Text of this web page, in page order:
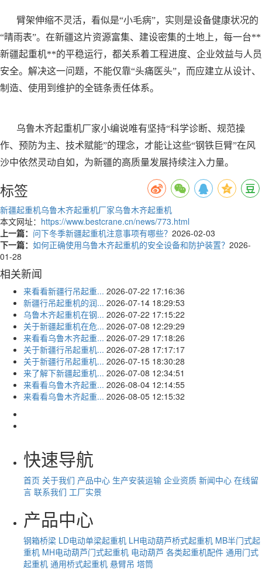
臂架伸缩不灵活，看似是“小毛病”，实则是设备健康状况的
“晴雨表”。在新疆这片资源富集、建设密集的土地上，每一台**
新疆起重机**的平稳运行，都关系着工程进度、企业效益与人员
安全。解决这一问题，不能仅靠“头痛医头”，而应建立从设计、
制造、使用到维护的全链条责任体系。
乌鲁木齐起重机厂家小编说唯有坚持“科学诊断、规范操
作、预防为主、技术赋能”的理念，才能让这些“钢铁巨臂”在风
沙中依然灵动自如，为新疆的高质量发展持续注入力量。
标签
新疆起重机乌鲁木齐起重机厂家乌鲁木齐起重机
本文网址： https://www.bestcrane.cn/news/773.html
上一篇： 问下冬季新疆起重机注意事项有哪些？ 2026-02-03
下一篇： 如何正确使用乌鲁木齐起重机的安全设备和防护装置？ 2026-
01-28
相关新闻
来看看新疆行吊起重... 2026-07-22 17:16:36
新疆行吊起重机的润... 2026-07-14 18:29:53
乌鲁木齐起重机在钢... 2026-07-22 17:15:22
关于新疆起重机在危... 2026-07-08 12:29:29
来看看乌鲁木齐起重... 2026-07-29 17:18:26
关于新疆行吊起重机... 2026-07-28 17:17:17
关于新疆行吊起重机... 2026-07-15 18:30:28
来了解下新疆起重机... 2026-07-08 12:34:51
来看看乌鲁木齐起重... 2026-08-04 12:14:55
来看看乌鲁木齐起重... 2026-08-05 12:15:32
快速导航
首页 关于我们 产品中心 生产安装运输 企业资质 新闻中心 在线留
言 联系我们 工厂实景
产品中心
钢箱桥梁 LD电动单梁起重机 LH电动葫芦桥式起重机 MB半门式起
重机 MH电动葫芦门式起重机 电动葫芦 各类起重机配件 通用门式
起重机 通用桥式起重机 悬臂吊 塔筒